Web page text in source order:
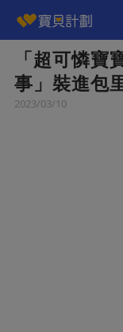
「超可憐寶
事」裝進包
2023/03/10
快訊